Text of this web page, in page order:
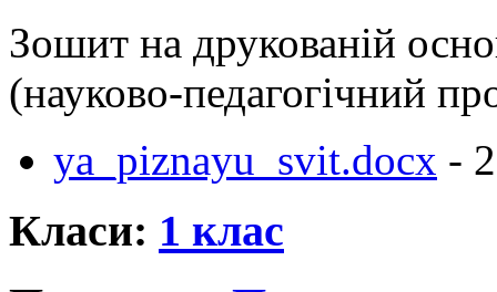
Зошит на друкованій
(науково-педагогічний
ya_piznayu_svit.docx -
Класи: 1 клас